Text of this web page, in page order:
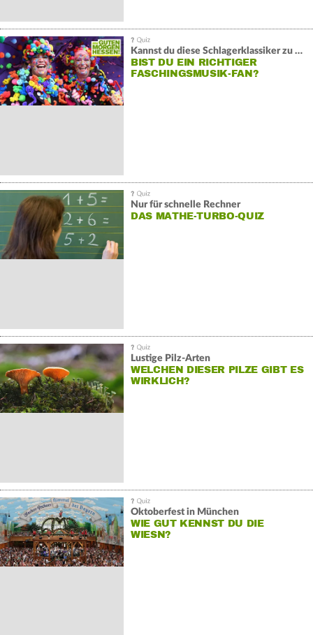
Kannst du diese Schlagerklassiker zu Ende reimen?
BIST DU EIN RICHTIGER
FASCHINGSMUSIK-FAN?
Nur für schnelle Rechner
DAS MATHE-TURBO-QUIZ
Lustige Pilz-Arten
WELCHEN DIESER PILZE GIBT ES
WIRKLICH?
Oktoberfest in München
WIE GUT KENNST DU DIE
WIESN?